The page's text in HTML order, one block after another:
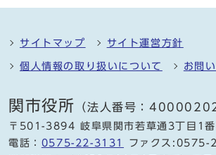
サイトマップ サイト運営方針
個人情報の取り扱いについて お問
関市役所 （法人番号：
〒501-3894 岐阜県関市若草通3丁目1番
電話： 0575-22-3131
ファクス:0575-